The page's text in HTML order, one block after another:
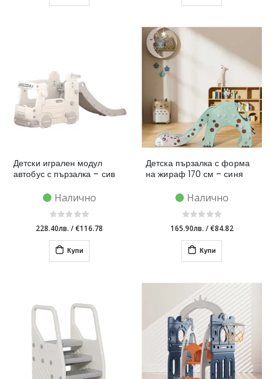
Детски игрален модул
автобус с пързалка – сив
Налично
228.40лв. /€116.78
Купи
Детска пързалка с форма
на жираф 170 см – синя
Налично
165.90лв. /€84.82
Купи